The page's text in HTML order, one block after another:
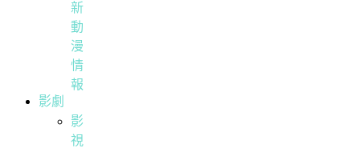
新
動
漫
情
報
影劇
影
視